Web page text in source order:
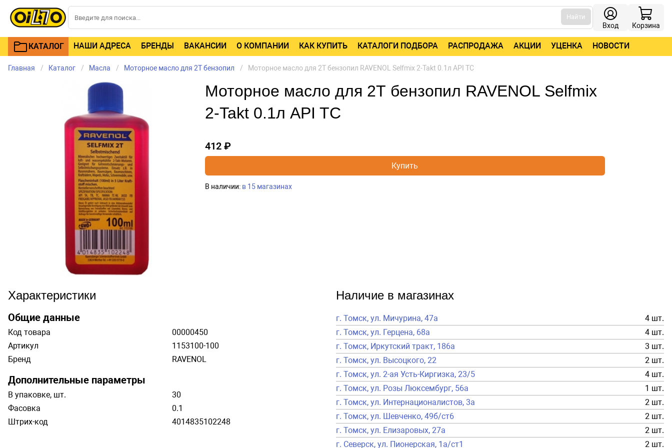
Найти
Вход Корзина
КАТАЛОГ НАШИ АДРЕСА БРЕНДЫ ВАКАНСИИ О КОМПАНИИ КАК КУПИТЬ КАТАЛОГИ ПОДБОРА РАСПРОДАЖА АКЦИИ УЦЕНКА НОВОСТИ
Главная Каталог Масла Моторное масло для 2Т бензопил Моторное масло для 2Т бензопил RAVENOL Selfmix 2-Takt 0.1л API TC
Моторное масло для 2Т бензопил RAVENOL Selfmix
2-Takt 0.1л API TC
412 ₽
Купить
В наличии: в 15 магазинах
Характеристики
Общие данные
Код товара
00000450
Артикул
1153100-100
Бренд
RAVENOL
Дополнительные параметры
В упаковке, шт.
30
Фасовка
0.1
Штрих-код
4014835102248
Наличие в магазинах
г. Томск, ул. Мичурина, 47а
4 шт.
г. Томск, ул. Герцена, 68а
4 шт.
г. Томск, Иркутский тракт, 186а
3 шт.
г. Томск, ул. Высоцкого, 22
2 шт.
г. Томск, ул. 2-ая Усть-Киргизка, 23/5
4 шт.
г. Томск, ул. Розы Люксембург, 56а
1 шт.
г. Томск, ул. Интернационалистов, 3а
2 шт.
г. Томск, ул. Шевченко, 49б/ст6
2 шт.
г. Томск, ул. Елизаровых, 27а
2 шт.
г. Северск, ул. Пионерская, 1а/ст1
2 шт.